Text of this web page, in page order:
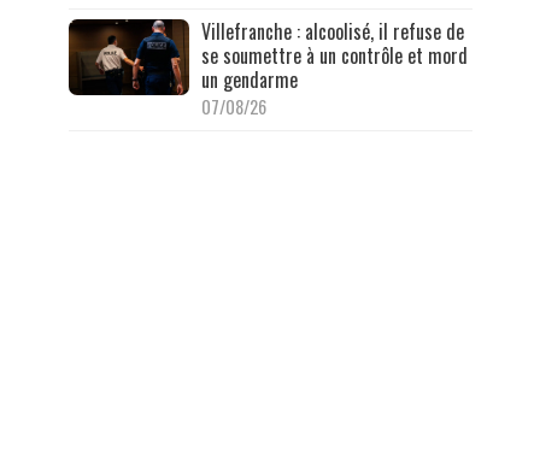
Villefranche : alcoolisé, il refuse de
se soumettre à un contrôle et mord
un gendarme
07/08/26